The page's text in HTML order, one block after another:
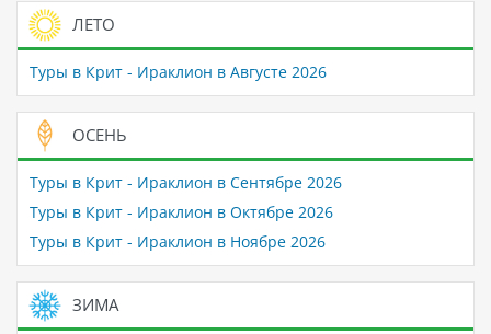
ЛЕТО
Туры в Крит - Ираклион в Августе 2026
ОСЕНЬ
Туры в Крит - Ираклион в Сентябре 2026
Туры в Крит - Ираклион в Октябре 2026
Туры в Крит - Ираклион в Ноябре 2026
ЗИМА